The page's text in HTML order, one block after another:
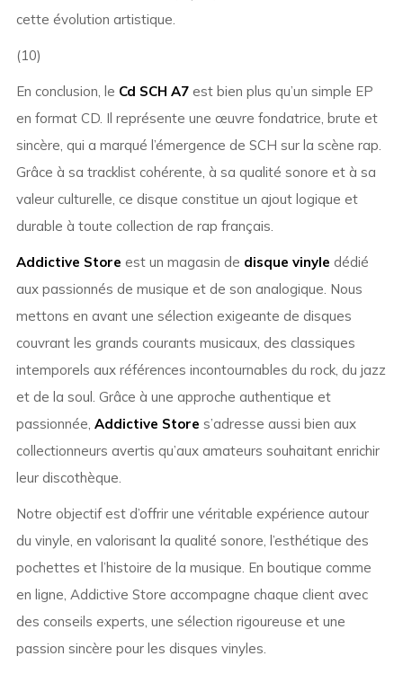
cette évolution artistique.
(10)
En conclusion, le Cd SCH A7est bien plus qu’un simple EP
en format CD. Il représente une œuvre fondatrice, brute et
sincère, qui a marqué l’émergence de SCH sur la scène rap.
Grâce à sa tracklist cohérente, à sa qualité sonore et à sa
valeur culturelle, ce disque constitue un ajout logique et
durable à toute collection de rap français.
Addictive Store est un magasin de disque vinyle dédié
aux passionnés de musique et de son analogique. Nous
mettons en avant une sélection exigeante de disques
couvrant les grands courants musicaux, des classiques
intemporels aux références incontournables du rock, du jazz
et de la soul. Grâce à une approche authentique et
passionnée, Addictive Store s’adresse aussi bien aux
collectionneurs avertis qu’aux amateurs souhaitant enrichir
leur discothèque.
Notre objectif est d’offrir une véritable expérience autour
du vinyle, en valorisant la qualité sonore, l’esthétique des
pochettes et l’histoire de la musique. En boutique comme
en ligne, Addictive Store accompagne chaque client avec
des conseils experts, une sélection rigoureuse et une
passion sincère pour les disques vinyles.